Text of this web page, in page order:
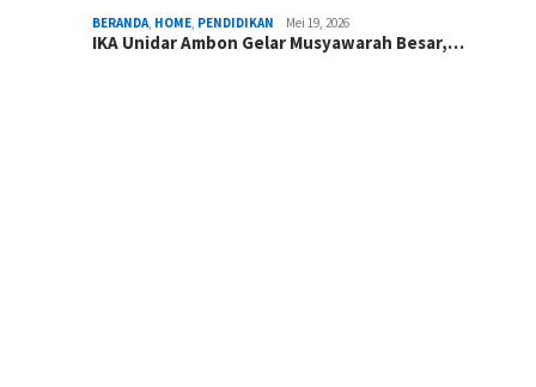
BERANDA, HOME, PENDIDIKAN Mei 19, 2026
IKA Unidar Ambon Gelar Musyawarah Besar,…